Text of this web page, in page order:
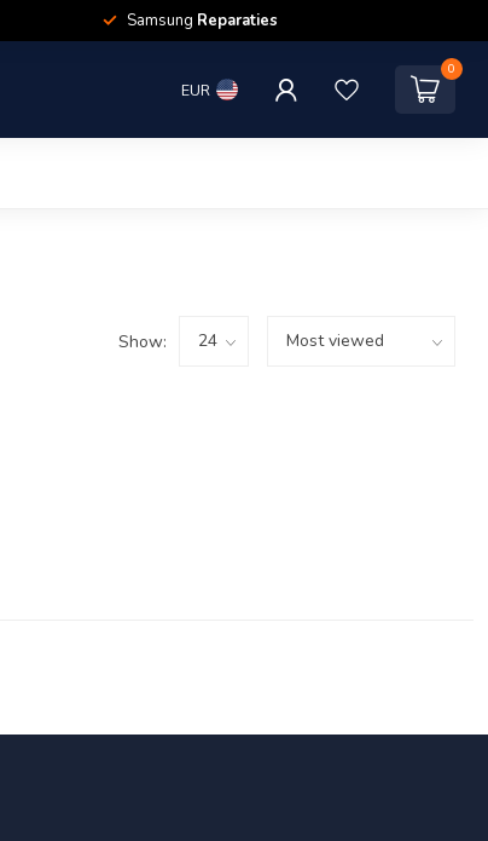
Samsung Reparaties
EUR
0
Show: